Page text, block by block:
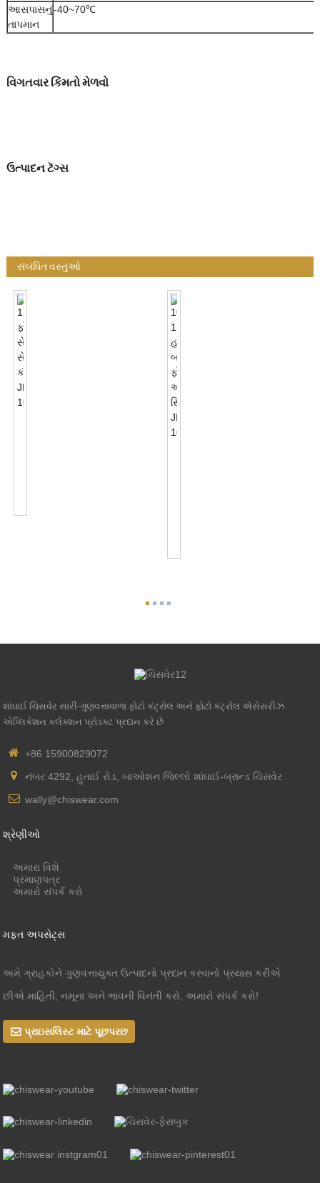
આસપાસનું
તાપમાન
-40~70℃
વિગતવાર કિંમતો મેળવો
ઉત્પાદન ટૅગ્સ
સંબંધિત વસ્તુઓ
શાંઘાઈ ચિસવેર સારી-ગુણવત્તાવાળા ફોટો કંટ્રોલ અને ફોટો કંટ્રોલ એસેસરીઝ
એપ્લિકેશન કલેક્શન પ્રોડક્ટ પ્રદાન કરે છે
+86 15900829072
નંબર 4292, હુતાઈ રોડ, બાઓશન જિલ્લો શાંઘાઈ-બ્રાન્ડ ચિસવેર
wally@chiswear.com
શ્રેણીઓ
અમારા વિશે
પ્રમાણપત્ર
અમારો સંપર્ક કરો
મફત અપસેટ્સ
અમે ગ્રાહકોને ગુણવત્તાયુક્ત ઉત્પાદનો પ્રદાન કરવાનો પ્રયાસ કરીએ
છીએ.માહિતી, નમૂના અને ભાવની વિનંતી કરો, અમારો સંપર્ક કરો!
પ્રાઇસલિસ્ટ માટે પૂછપરછ